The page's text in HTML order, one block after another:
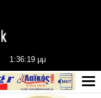
1:36:20 μμ